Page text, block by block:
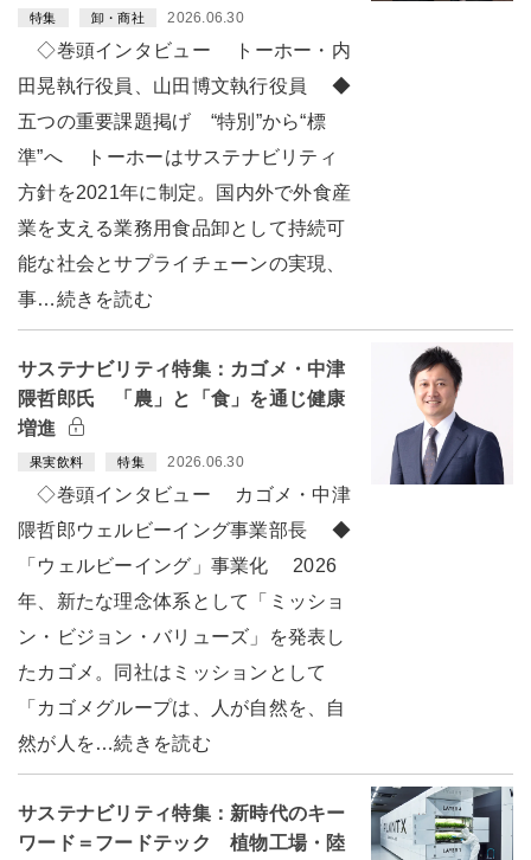
特集 卸・商社 2026.06.30
◇巻頭インタビュー トーホー・内
田晃執行役員、山田博文執行役員 ◆
五つの重要課題掲げ “特別”から“標
準”へ トーホーはサステナビリティ
方針を2021年に制定。国内外で外食産
業を支える業務用食品卸として持続可
能な社会とサプライチェーンの実現、
事…続きを読む
サステナビリティ特集：カゴメ・中津
隈哲郎氏 「農」と「食」を通じ健康
増進
果実飲料 特集 2026.06.30
◇巻頭インタビュー カゴメ・中津
隈哲郎ウェルビーイング事業部長 ◆
「ウェルビーイング」事業化 2026
年、新たな理念体系として「ミッショ
ン・ビジョン・バリューズ」を発表し
たカゴメ。同社はミッションとして
「カゴメグループは、人が自然を、自
然が人を…続きを読む
サステナビリティ特集：新時代のキー
ワード＝フードテック 植物工場・陸